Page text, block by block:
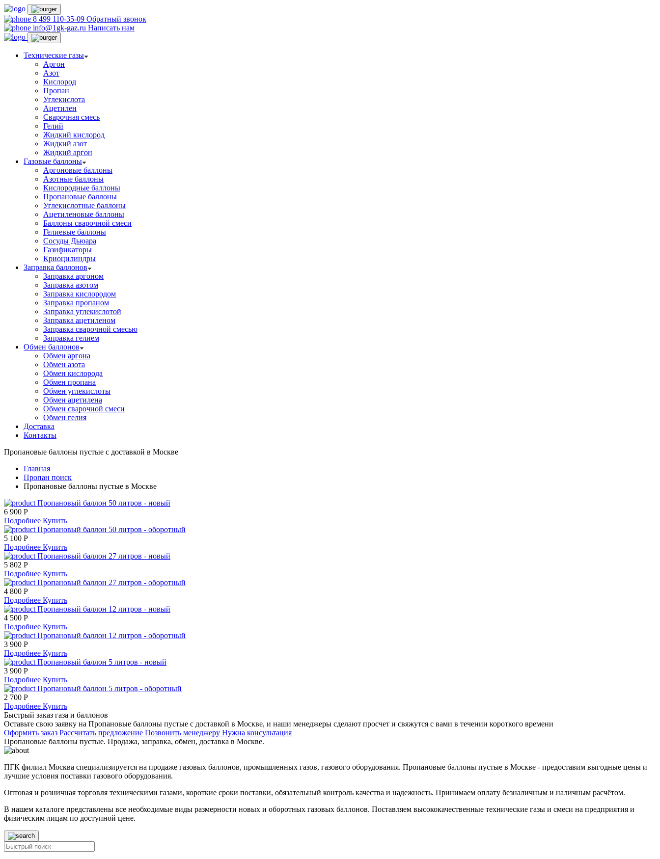
8 499 110-35-09 Обратный звонок
info@1gk-gaz.ru Написать нам
Технические газы
Аргон
Азот
Кислород
Пропан
Углекислота
Ацетилен
Сварочная смесь
Гелий
Жидкий кислород
Жидкий азот
Жидкий аргон
Газовые баллоны
Аргоновые баллоны
Азотные баллоны
Кислородные баллоны
Пропановые баллоны
Углекислотные баллоны
Ацетиленовые баллоны
Баллоны сварочной смеси
Гелиевые баллоны
Сосуды Дьюара
Газификаторы
Криоцилиндры
Заправка баллонов
Заправка аргоном
Заправка азотом
Заправка кислородом
Заправка пропаном
Заправка углекислотой
Заправка ацетиленом
Заправка сварочной смесью
Заправка гелием
Обмен баллонов
Обмен аргона
Обмен азота
Обмен кислорода
Обмен пропана
Обмен углекислоты
Обмен ацетилена
Обмен сварочной смеси
Обмен гелия
Доставка
Контакты
Пропановые баллоны пустые с доставкой в Москве
Главная
Пропан поиск
Пропановые баллоны пустые в Москве
Пропановый баллон 50 литров - новый
6 900 Р
Подробнее Купить
Пропановый баллон 50 литров - оборотный
5 100 Р
Подробнее Купить
Пропановый баллон 27 литров - новый
5 802 Р
Подробнее Купить
Пропановый баллон 27 литров - оборотный
4 800 Р
Подробнее Купить
Пропановый баллон 12 литров - новый
4 500 Р
Подробнее Купить
Пропановый баллон 12 литров - оборотный
3 900 Р
Подробнее Купить
Пропановый баллон 5 литров - новый
3 900 Р
Подробнее Купить
Пропановый баллон 5 литров - оборотный
2 700 Р
Подробнее Купить
Быстрый заказ газа и баллонов
Оставьте свою заявку на Пропановые баллоны пустые с доставкой в Москве, и наши менеджеры сделают просчет и свяжутся с вами в течении короткого времени
Оформить заказ Рассчитать предложение Позвонить менеджеру Нужна консультация
Пропановые баллоны пустые. Продажа, заправка, обмен, доставка в Москве.
ПГК филиал Москва специализируется на продаже газовых баллонов, промышленных газов, газового оборудования. Пропановые баллоны пустые в Москве - предоставим выгодные цены и
лучшие условия поставки газового оборудования.
Оптовая и розничная торговля техническими газами, короткие сроки поставки, обязательный контроль качества и надежность. Принимаем оплату безналичным и наличным расчётом.
В нашем каталоге представлены все необходимые виды размерности новых и оборотных газовых баллонов. Поставляем высококачественные технические газы и смеси на предприятия и
физическим лицам по доступной цене.